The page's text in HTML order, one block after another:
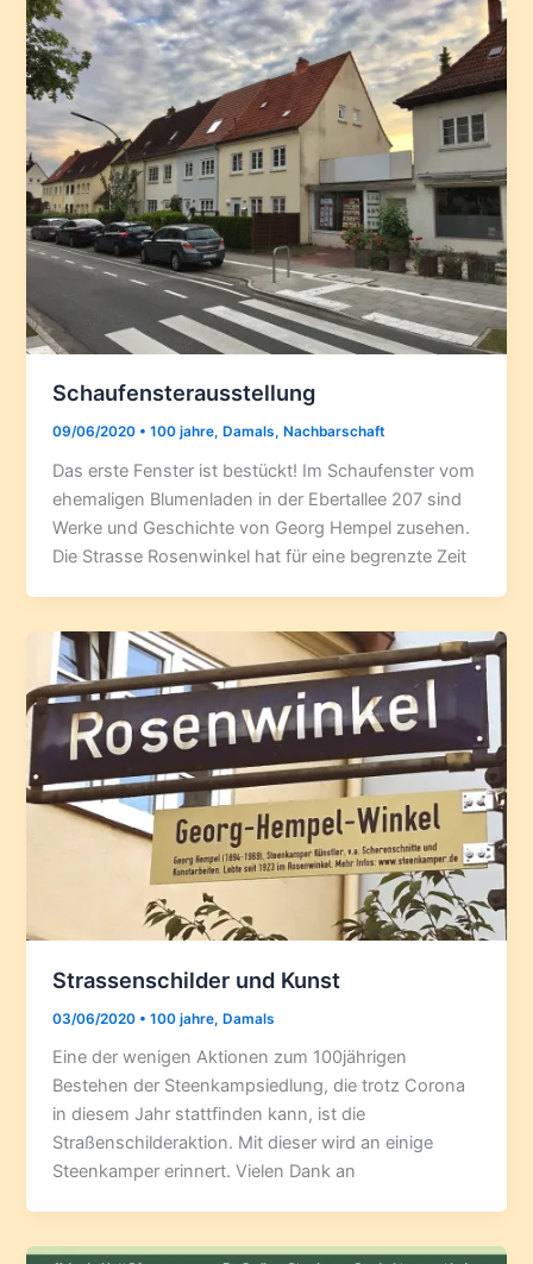
Schaufensterausstellung
09/06/2020 •100 jahre, Damals, Nachbarschaft
Das erste Fenster ist bestückt! Im Schaufenster vom
ehemaligen Blumenladen in der Ebertallee 207 sind
Werke und Geschichte von Georg Hempel zusehen.
Die Strasse Rosenwinkel hat für eine begrenzte Zeit
Strassenschilder und Kunst
03/06/2020 •100 jahre,Damals
Eine der wenigen Aktionen zum 100jährigen
Bestehen der Steenkampsiedlung, die trotz Corona
in diesem Jahr stattfinden kann, ist die
Straßenschilderaktion. Mit dieser wird an einige
Steenkamper erinnert. Vielen Dank an